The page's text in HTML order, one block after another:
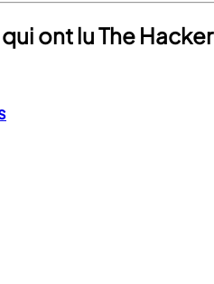
ont lu The Hacker